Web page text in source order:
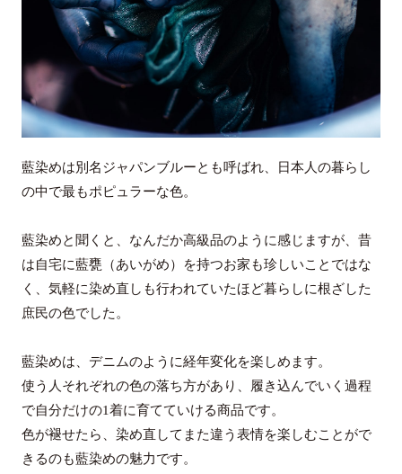
藍染めは別名ジャパンブルーとも呼ばれ、日本人の暮らし
の中で最もポピュラーな色。
藍染めと聞くと、なんだか高級品のように感じますが、昔
は自宅に藍甕（あいがめ）を持つお家も珍しいことではな
く、気軽に染め直しも行われていたほど暮らしに根ざした
庶民の色でした。
藍染めは、デニムのように経年変化を楽しめます。
使う人それぞれの色の落ち方があり、履き込んでいく過程
で自分だけの1着に育てていける商品です。
色が褪せたら、染め直してまた違う表情を楽しむことがで
きるのも藍染めの魅力です。